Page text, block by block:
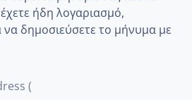
ήδη λογαριασμό,
να δημοσιεύσετε το μήνυμα με